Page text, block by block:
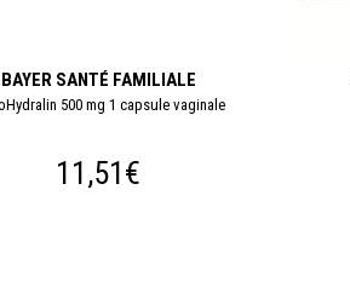
BAYER SANTÉ FAMILIALE
500 mg 1 capsule vaginale
11,51€